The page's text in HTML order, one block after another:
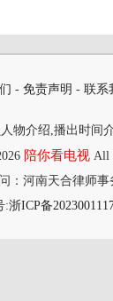
- 免责声明 - 联系
物介绍,播出时间
陪你看电视All
：河南天合律师事
:浙ICP备